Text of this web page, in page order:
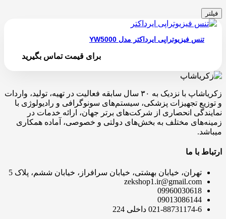
فیلتر
تنس فیزیوتراپی ایرداکتر مدل YW5000
برای قیمت تماس بگیرید
زکریاشاپ با نزدیک به ۳۰ سال سابقه فعالیت در تهیه، تولید، واردات
و توزیع تجهیزات پزشکی، سیستم‌های سونوگرافی و رادیولوژی با
نمایندگی انحصاری از شرکت‌های برتر جهان، ارائه خدمات در
زمینه‌های مختلف به بخش‌های دولتی و خصوصی، آماده همکاری
میباشد.
ارتباط با ما
تهران، خیابان بهشتی، خیابان سرافراز، خیابان ششم، پلاک 5
zekshop1.ir@gmail.com
09960030618
09013086144
021-88731174-6 داخلی 224